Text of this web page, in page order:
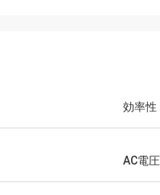
効率性
AC電圧